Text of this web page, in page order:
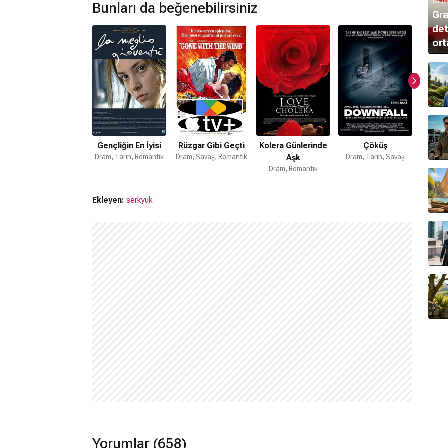
Bunları da beğenebilirsiniz
Gençliğin En İyisi
Dram, Tarih, Romantik
Rüzgar Gibi Geçti
Dram, Savaş, Romantik
Kolera Günlerinde
Aşk
Dram, Romantik
Çöküş
Dram, Tarih, Savaş Dram,
Ekleyen: serkyuk
Yorumlar (658)